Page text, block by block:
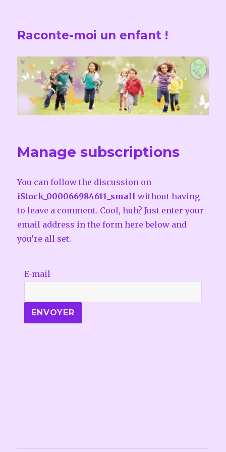
Raconte-moi un enfant !
Manage subscriptions
You can follow the discussion on
iStock_000066984611_small without having
to leave a comment. Cool, huh? Just enter your
email address in the form here below and
you’re all set.
E-mail